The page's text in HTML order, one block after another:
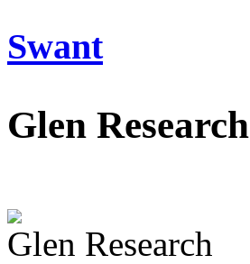
Swant
Glen Research
Glen Research